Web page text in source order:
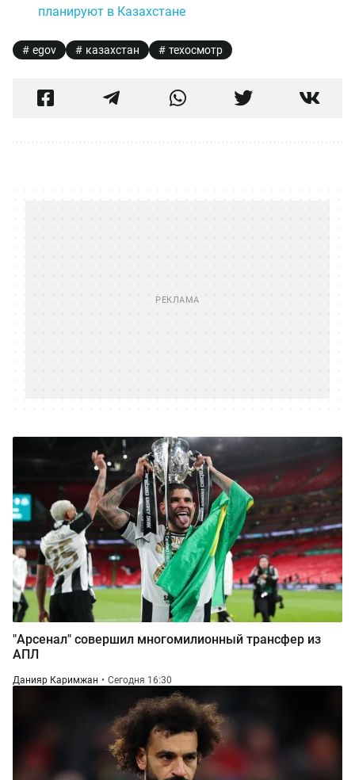
планируют в Казахстане
egov казахстан техосмотр
"Арсенал" совершил многомилионный трансфер из
АПЛ
Данияр Каримжан Сегодня 16:30